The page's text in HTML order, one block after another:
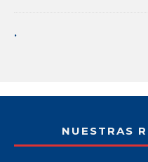
.
NUESTRAS